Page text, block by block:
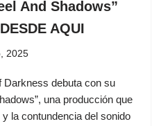
And Shadows”
AQUI
2025
debuta con su
una producción que
la contundencia del sonido